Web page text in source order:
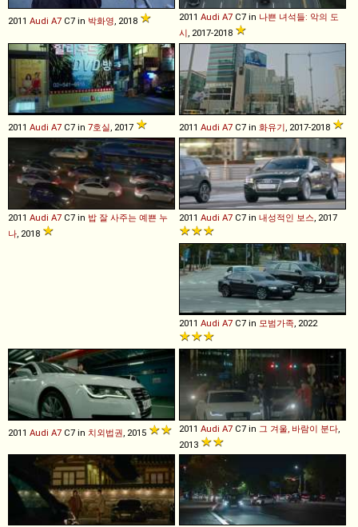
2011 Audi A7 C7 in 박화영 , 2018 2011 Audi A7 C7 in 나쁜 녀석들: 악의 도
시 , 2017-2018
2011 Audi A7 C7 in 7호실 , 2017 2011 Audi A7 C7 in 화유기 , 2017-2018
2011 Audi A7 C7 in 밥 잘 사주는 예쁜 누
나 , 2018
2011 Audi A7 C7 in 내성적인 보스 , 2017
2011 Audi A7 C7 in 모범가족 , 2022
2011 Audi A7 C7 in 치외법권 , 2015 2011 Audi A7 C7 in 그 겨울, 바람이 분다
2013